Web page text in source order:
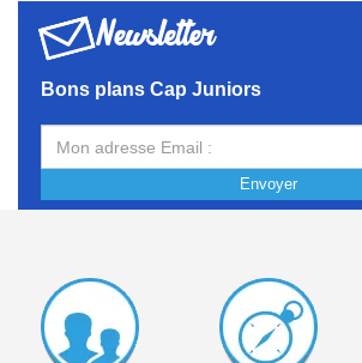
Newsletter
Bons plans Cap Juniors
Envoyer